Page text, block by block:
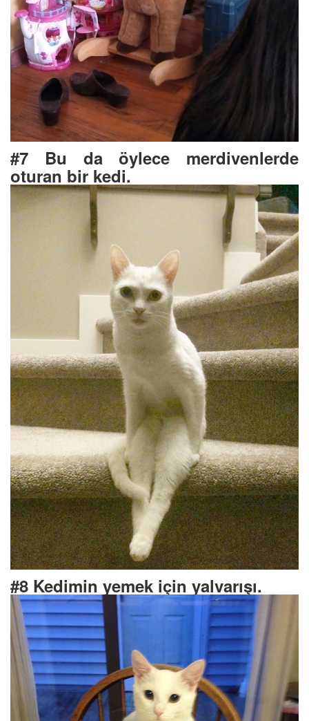
#7 Bu da öylece merdivenlerde
oturan bir kedi.
#8 Kedimin yemek için yalvarışı.